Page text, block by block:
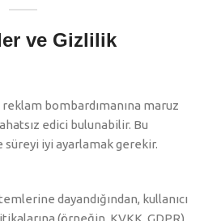
ve Gizlilik
bombardımanına maruz
edici bulunabilir. Bu
süreyi iyi ayarlamak gerekir.
dayandığından, kullanıcı